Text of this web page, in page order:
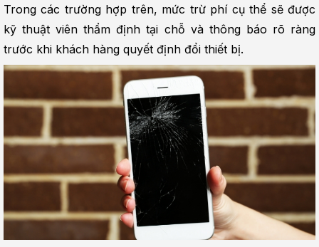
Trong các trường hợp trên, mức trừ phí cụ thể sẽ được
kỹ thuật viên thẩm định tại chỗ và thông báo rõ ràng
trước khi khách hàng quyết định đổi thiết bị.